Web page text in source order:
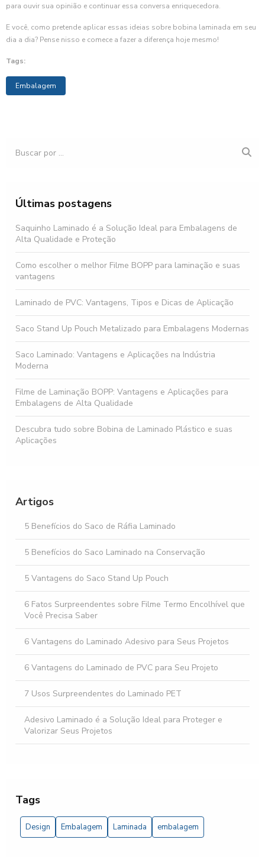
para ouvir sua opinião e continuar essa conversa enriquecedora.
E você, como pretende aplicar essas ideias sobre bobina laminada em seu
dia a dia? Pense nisso e comece a fazer a diferença hoje mesmo!
Tags:
Embalagem
Últimas postagens
Saquinho Laminado é a Solução Ideal para Embalagens de
Alta Qualidade e Proteção
Como escolher o melhor Filme BOPP para laminação e suas
vantagens
Laminado de PVC: Vantagens, Tipos e Dicas de Aplicação
Saco Stand Up Pouch Metalizado para Embalagens Modernas
Saco Laminado: Vantagens e Aplicações na Indústria
Moderna
Filme de Laminação BOPP: Vantagens e Aplicações para
Embalagens de Alta Qualidade
Descubra tudo sobre Bobina de Laminado Plástico e suas
Aplicações
Bobina laminada: tudo o que você precisa saber para sua
Descubra Tudo Sobre a Bobina Laminada a Quente e Suas
Aplicações
Artigos
5 Benefícios do Saco de Ráfia Laminado
5 Benefícios do Saco Laminado na Conservação
5 Vantagens do Saco Stand Up Pouch
6 Fatos Surpreendentes sobre Filme Termo Encolhível que
Você Precisa Saber
6 Vantagens do Laminado Adesivo para Seus Projetos
6 Vantagens do Laminado de PVC para Seu Projeto
7 Usos Surpreendentes do Laminado PET
Adesivo Laminado é a Solução Ideal para Proteger e
Valorizar Seus Projetos
Projetos
Benefícios do Saco Laminado Zip
Tags
Design Embalagem Laminada embalagem